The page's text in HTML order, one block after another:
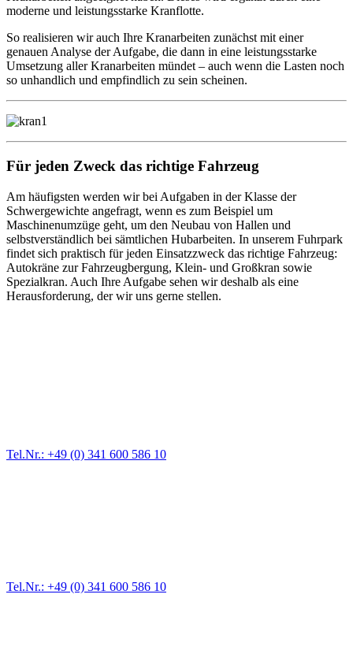
moderne und leistungsstarke Kranflotte.
So realisieren wir auch Ihre Kranarbeiten zunächst mit einer
genauen Analyse der Aufgabe, die dann in eine leistungsstarke
Umsetzung aller Kranarbeiten mündet – auch wenn die Lasten noch
so unhandlich und empfindlich zu sein scheinen.
Für jeden Zweck das richtige Fahrzeug
Am häufigsten werden wir bei Aufgaben in der Klasse der
Schwergewichte angefragt, wenn es zum Beispiel um
Maschinenumzüge geht, um den Neubau von Hallen und
selbstverständlich bei sämtlichen Hubarbeiten. In unserem Fuhrpark
findet sich praktisch für jeden Einsatzzweck das richtige Fahrzeug:
Autokräne zur Fahrzeugbergung, Klein- und Großkran sowie
Spezialkran. Auch Ihre Aufgabe sehen wir deshalb als eine
Herausforderung, der wir uns gerne stellen.
Tel.Nr.: +49 (0) 341 600 586 10
Tel.Nr.: +49 (0) 341 600 586 10